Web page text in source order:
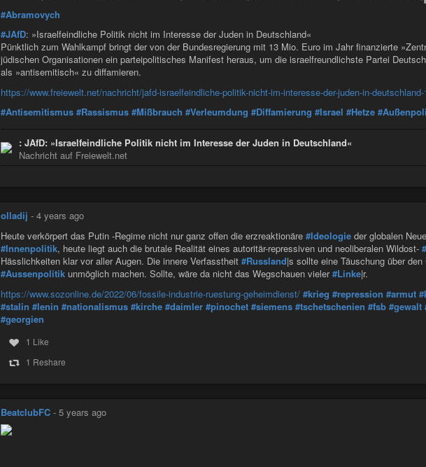
#Abramovych
#JAfD: »Israelfeindliche Politik nicht im Interesse der Juden in Deutschland«
Pünktlich zum Wahlkampf bringt der von der Bundesregierung mit 13 Mio. Euro im Jahr finanzierte
jüdischen Organisationen ein parteipolitisches Manifest heraus, um die israelfreundlichste Partei
als »antisemitisch« zu diffamieren.
https://www.freiewelt.net/nachricht/jafd-israelfeindliche-politik-nicht-im-interesse-der-juden-in-
#Antisemitismus #Rassismus #Mißbrauch #Verleumdung #Diffamierung #Israel #Hetze
: JAfD: »Israelfeindliche Politik nicht im Interesse der Juden in Deutschland«
Nachricht auf Freiewelt.net
olladij - 4 years ago
Heute verkörpert das Putin -Regime nicht nur ganz offen die erzreaktionäre #Ideologie der globalen
#Innenpolitik, heute liegt auch die brutale Realität eines autoritär-repressiven und neoliberalen Wildost-
Hässlichkeiten klar vor aller Augen. Die innere Verfasstheit #Russland|s sollte eine Täuschung über
#Aussenpolitik unmöglich machen. Sollte, wäre da nicht das Wegschauen vieler#Linke|r.
https://www.sozonline.de/2022/06/fossile-industrie-ruestung-geheimdienst/ #krieg #repression #armut
#stalin #lenin #nationalismus #kirche #daimler #pinochet #siemens #tschetschenien #fsb #gewalt
#georgien
1 Like
1 Reshare
BeatclubFC - 5 years ago